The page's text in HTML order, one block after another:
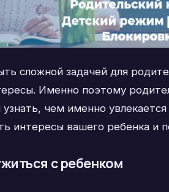
сложной задачей для
Именно поэтому
чем именно
интересы вашего ребенка и
с ребенком